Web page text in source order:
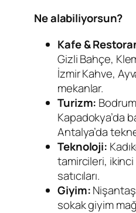
Ne alabiliyorsun?
Kafe &
Gizli Bahçe,
İzmir Kahve,
mekanlar.
Turizm:
Kapadokya’da
Antalya’da
Teknoloji:
tamircileri,
satıcıları.
Giyim:
sokak giyim